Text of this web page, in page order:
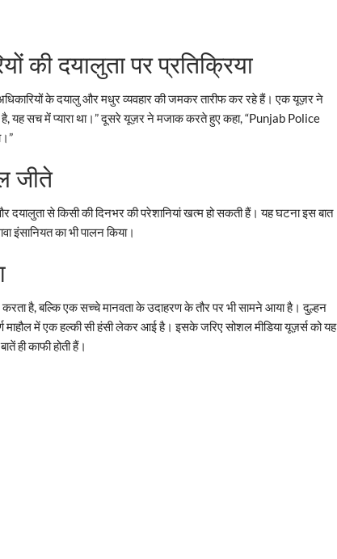
की दयालुता पर प्रतिक्रिया
के दयालु और मधुर व्यवहार की जमकर तारीफ कर रहे हैं। एक यूज़र ने
यह सच में प्यारा था।” दूसरे यूज़र ने मजाक करते हुए कहा, “Punjab Police
जीते
दयालुता से किसी की दिनभर की परेशानियां खत्म हो सकती हैं। यह घटना इस बात
इंसानियत का भी पालन किया।
है, बल्कि एक सच्चे मानवता के उदाहरण के तौर पर भी सामने आया है। दुल्हन
में एक हल्की सी हंसी लेकर आई है। इसके जरिए सोशल मीडिया यूज़र्स को यह
ही काफी होती हैं।